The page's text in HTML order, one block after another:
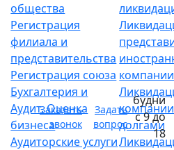
общества
Регистрация
филиала и
представительства
Регистрация союза
Бухгалтерия и
Аудит. Оценка
бизнеса
Аудиторские услуги
компании
долгами
Заказать
звонок
Задать
вопрос
будни
с 9 до
18